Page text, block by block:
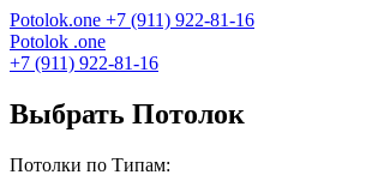
Potolok.one +7 (911) 922-81-16
Potolok .one
+7 (911) 922-81-16
Выбрать Потолок
Потолки по Типам: